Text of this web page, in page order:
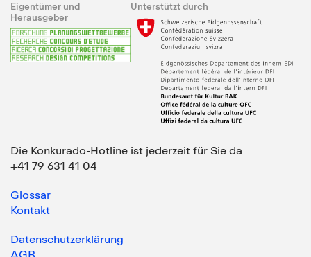
Eigentümer und
Herausgeber
Unterstützt durch
Die Konkurado-Hotline ist jederzeit für Sie da
+41 79 631 41 04
Glossar
Kontakt
Datenschutzerklärung
AGB